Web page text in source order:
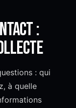
:
: qui
à quelle